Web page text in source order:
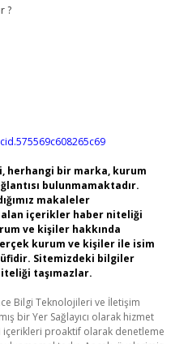
?
herhangi bir marka, kurum
bulunmamaktadır.
makaleler
alan içerikler haber niteliği
ve kişiler hakkında
kurum ve kişiler ile isim
Sitemizdeki bilgiler
taşımazlar.
Bilgi Teknolojileri ve İletişim
bir Yer Sağlayıcı olarak hizmet
proaktif olarak denetleme